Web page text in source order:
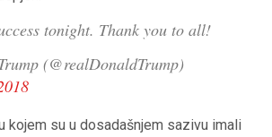
tonight. Thank you to all!
(@realDonaldTrump)
kojem su u dosadašnjem sazivu imali